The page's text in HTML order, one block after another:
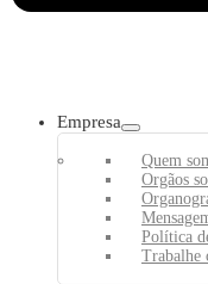
Empresa
Quem
Orgãos
Política
Trabalhe